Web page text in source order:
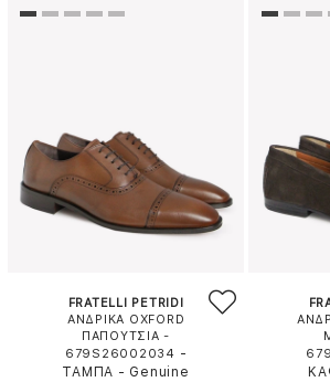
FRATELLI PETRIDI
ΑΝΔΡΙΚΑ OXFORD
ΠΑΠΟΥΤΣΙΑ -
679S26002034 -
ΤΑΜΠΑ - Genuine